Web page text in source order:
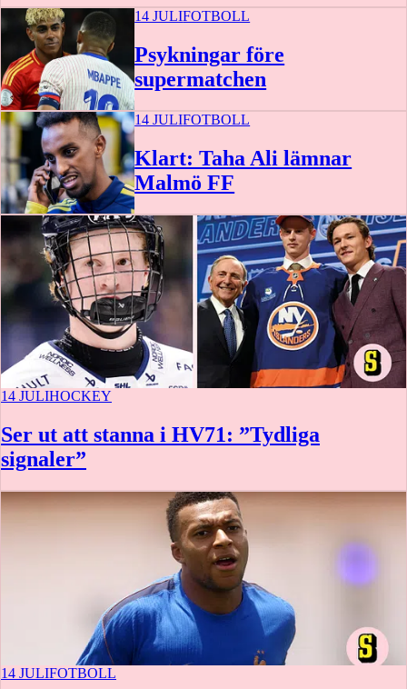
14 JULIFOTBOLL
Psykningar före
supermatchen
14 JULIFOTBOLL
Klart: Taha Ali lämnar
Malmö FF
14 JULIHOCKEY
Ser ut att stanna i HV71: ”Tydliga
signaler”
14 JULIFOTBOLL